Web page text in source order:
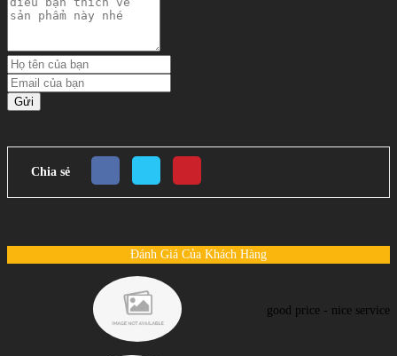
Gửi
Chia sẻ
Đánh Giá Của Khách Hàng
good price - nice service